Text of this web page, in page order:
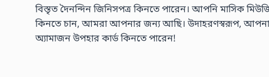
বিস্তৃত দৈনন্দিন জিনিসপত্র কিনতে পারেন। আপনি মাসিক
কিনতে চান, আমরা আপনার জন্য আছি। উদাহরণস্বরূপ,
অ্যামাজন উপহার কার্ড কিনতে পারেন!